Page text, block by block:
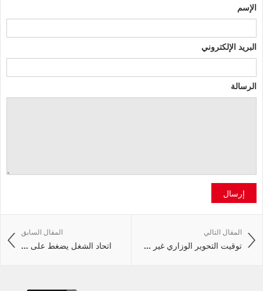
الإسم
البريد الإلكتروني
الرسالة
إرسال
المقال السابق
اتحاد الشغل يضغط على ...
المقال التالي
توقيت التحوير الوزاري غير ...